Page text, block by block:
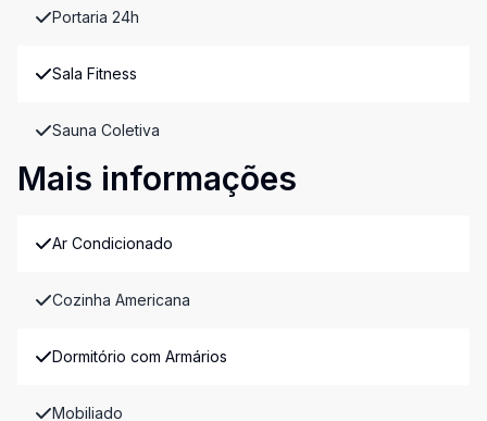
Portaria 24h
Sala Fitness
Sauna Coletiva
Mais informações
Ar Condicionado
Cozinha Americana
Dormitório com Armários
Mobiliado